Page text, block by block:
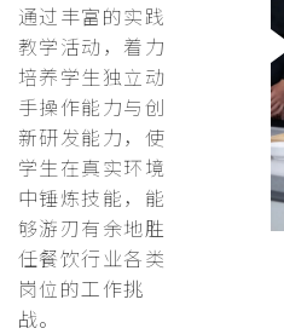
通过丰富的实践
教学活动，着力
培养学生独立动
手操作能力与创
新研发能力，使
学生在真实环境
中锤炼技能，能
够游刃有余地胜
任餐饮行业各类
岗位的工作挑
战。